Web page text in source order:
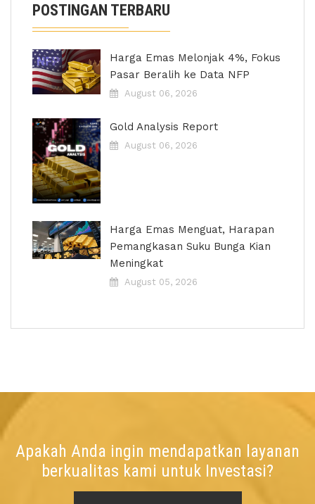
POSTINGAN TERBARU
Harga Emas Melonjak 4%, Fokus
Pasar Beralih ke Data NFP
August 06, 2026
Gold Analysis Report
August 06, 2026
Harga Emas Menguat, Harapan
Pemangkasan Suku Bunga Kian
Meningkat
August 05, 2026
Apakah Anda ingin mendapatkan layanan
berkualitas kami untuk Investasi?